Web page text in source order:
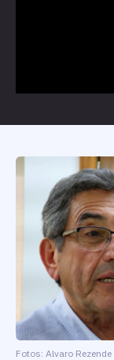
Fotos: Alvaro